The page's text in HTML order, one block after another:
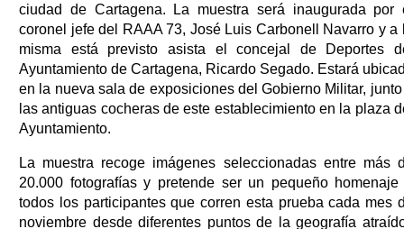
ciudad de Cartagena. La muestra será inaugurada por
coronel jefe del RAAA 73, José Luis Carbonell Navarro y a
misma está previsto asista el concejal de Deportes
Ayuntamiento de Cartagena, Ricardo Segado. Estará
en la nueva sala de exposiciones del Gobierno Militar,
las antiguas cocheras de este establecimiento en la plaza
Ayuntamiento.
La muestra recoge imágenes seleccionadas entre más
20.000 fotografías y pretende ser un pequeño homenaje
todos los participantes que corren esta prueba cada mes
noviembre desde diferentes puntos de la geografía